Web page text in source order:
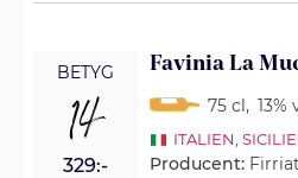
BETYG
14
329:-
Favinia La
75 cl, 13%
ITALIEN
Producent: